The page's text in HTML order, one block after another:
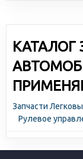
КАТАЛОГ
Запчасти
Рулевое